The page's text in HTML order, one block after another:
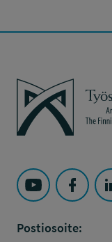
Työsuojelurahasto
SeuraaSeuraa
Postiosoite: